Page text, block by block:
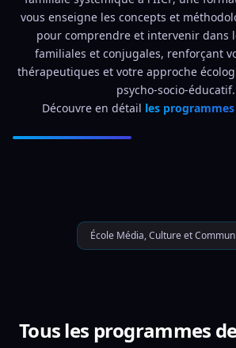
vous enseigne les concepts et
pour comprendre et intervenir dans
familiales et conjugales, renforçant
thérapeutiques et votre approche
psycho-socio-éducatif.
Découvre en détail les
École Média, Culture et
Tous les programmes